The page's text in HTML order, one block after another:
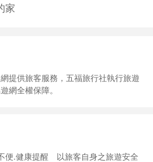
庫斯的居民，要花數小時步行，穿越
，一個純樸，乾淨的美麗
家
提供旅客服務，五福旅行社執行旅遊
網全權保障。
便.健康提醒 以旅客自身之旅遊安全